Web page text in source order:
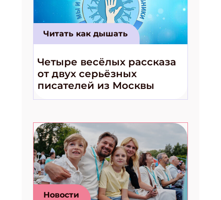
Читать как дышать
Четыре весёлых рассказа
от двух серьёзных
писателей из Москвы
Новости